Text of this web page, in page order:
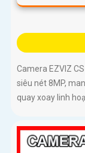
Camera EZVIZ
siêu nét 8MP,
quay xoay linh